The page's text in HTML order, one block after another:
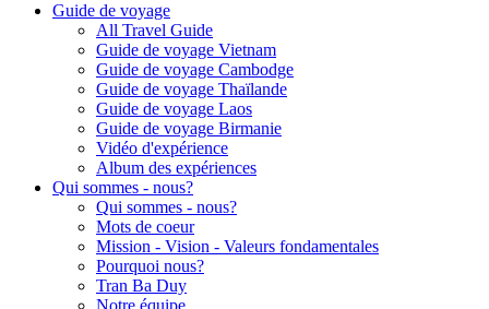
Guide de voyage
All Travel Guide
Guide de voyage Vietnam
Guide de voyage Cambodge
Guide de voyage Thaïlande
Guide de voyage Laos
Guide de voyage Birmanie
Vidéo d'expérience
Album des expériences
Qui sommes - nous?
Qui sommes - nous?
Mots de coeur
Mission - Vision - Valeurs fondamentales
Pourquoi nous?
Tran Ba Duy
Notre équipe